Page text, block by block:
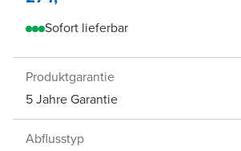
Sofort lieferbar
Produktgarantie
5 Jahre Garantie
Abflusstyp